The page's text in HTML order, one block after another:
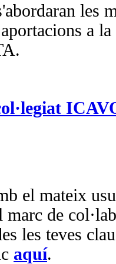
les
a
el mateix
marc de
les teves
aquí.